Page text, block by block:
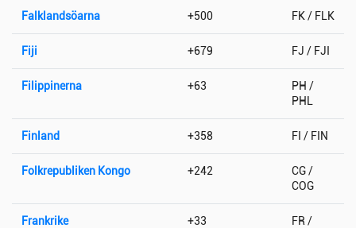
Falklandsöarna +500 FK / FLK
Fiji +679 FJ / FJI
Filippinerna +63
PH /
PHL
Finland +358 FI / FIN
Folkrepubliken Kongo +242
CG /
COG
Frankrike +33
FR /